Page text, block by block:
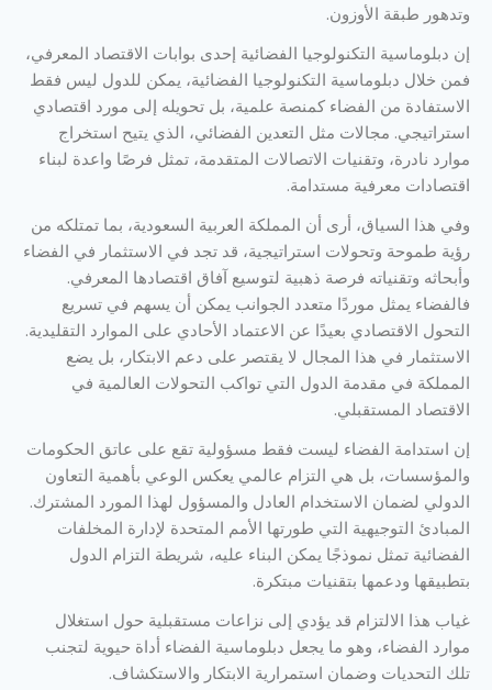
وتدهور طبقة الأوزون.
إن دبلوماسية التكنولوجيا الفضائية إحدى بوابات الاقتصاد المعرفي،
فمن خلال دبلوماسية التكنولوجيا الفضائية، يمكن للدول ليس فقط
الاستفادة من الفضاء كمنصة علمية، بل تحويله إلى مورد اقتصادي
استراتيجي. مجالات مثل التعدين الفضائي، الذي يتيح استخراج
موارد نادرة، وتقنيات الاتصالات المتقدمة، تمثل فرصًا واعدة لبناء
اقتصادات معرفية مستدامة.
وفي هذا السياق، أرى أن المملكة العربية السعودية، بما تمتلكه من
رؤية طموحة وتحولات استراتيجية، قد تجد في الاستثمار في الفضاء
وأبحاثه وتقنياته فرصة ذهبية لتوسيع آفاق اقتصادها المعرفي.
فالفضاء يمثل موردًا متعدد الجوانب يمكن أن يسهم في تسريع
التحول الاقتصادي بعيدًا عن الاعتماد الأحادي على الموارد التقليدية.
الاستثمار في هذا المجال لا يقتصر على دعم الابتكار، بل يضع
المملكة في مقدمة الدول التي تواكب التحولات العالمية في
الاقتصاد المستقبلي.
إن استدامة الفضاء ليست فقط مسؤولية تقع على عاتق الحكومات
والمؤسسات، بل هي التزام عالمي يعكس الوعي بأهمية التعاون
الدولي لضمان الاستخدام العادل والمسؤول لهذا المورد المشترك.
المبادئ التوجيهية التي طورتها الأمم المتحدة لإدارة المخلفات
الفضائية تمثل نموذجًا يمكن البناء عليه، شريطة التزام الدول
بتطبيقها ودعمها بتقنيات مبتكرة.
غياب هذا الالتزام قد يؤدي إلى نزاعات مستقبلية حول استغلال
موارد الفضاء، وهو ما يجعل دبلوماسية الفضاء أداة حيوية لتجنب
تلك التحديات وضمان استمرارية الابتكار والاستكشاف.